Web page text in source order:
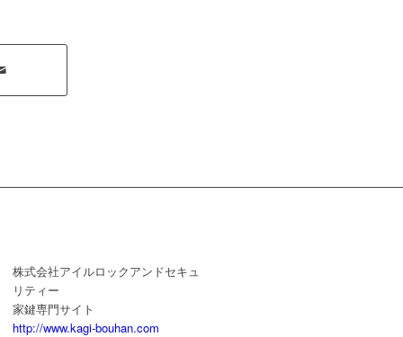
株式会社アイルロックアンドセキュ
リティー
家鍵専門サイト
http://www.kagi-bouhan.com